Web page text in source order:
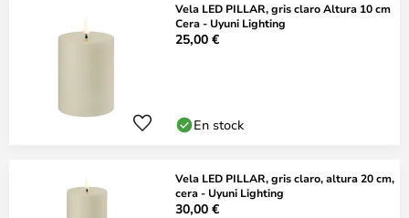
Vela LED PILLAR, gris claro Altura 10 cm
Cera - Uyuni Lighting
25,00 €
En stock
Vela LED PILLAR, gris claro, altura 20 cm,
cera - Uyuni Lighting
30,00 €